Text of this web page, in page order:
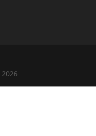
2026